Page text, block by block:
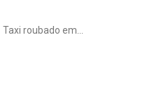
Taxi roubado em…